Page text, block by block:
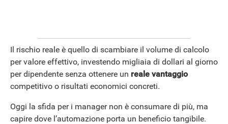
Il rischio reale è quello di scambiare il volume di calcolo
per valore effettivo, investendo migliaia di dollari al giorno
per dipendente senza ottenere un reale vantaggio
competitivo o risultati economici concreti.
Oggi la sfida per i manager non è consumare di più, ma
capire dove l’automazione porta un beneficio tangibile.